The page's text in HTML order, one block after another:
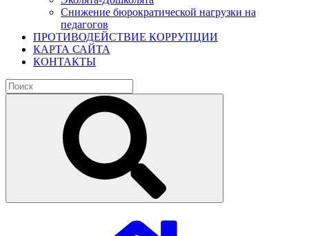
Снижение бюрократической нагрузки на
педагогов
ПРОТИВОДЕЙСТВИЕ КОРРУПЦИИ
КАРТА САЙТА
КОНТАКТЫ